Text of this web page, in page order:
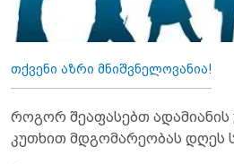
თქვენი აზრი მნიშვნელოვანია!
როგორ შეაფასებთ ადამიანის
კუთხით მდგომარეობას დღეს